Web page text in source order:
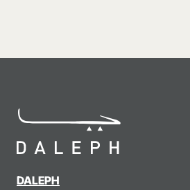
DALEPH